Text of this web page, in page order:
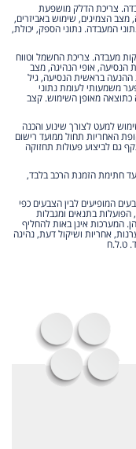
צריכת הדלק מושפעת
מצב הצמיגים, שימוש באביזרים,
המעבדה. נתוני הספק, יכולת,
מעבדה. צריכת החשמל וטווח
הנסיעה, אופי הנהיגה, מצב
ההנעה בראשית הנסיעה, גיל
משמעותי לעומת נתוני
כתוצאה מאופן השימוש. קצב
לא בוצע בו שימוש למעט לצורך שינוע והכנה
האחריות תחול ממועד רישום
גם לביצוע פעולות תחזוקה
חתימת הזמנת הרכב בלבד,
המופיעים לבין הצבעים כפי
בתנאים ומגבלות
המערכות אינן באות להחליף
אחריות ושיקול דעת, נהיגה
ט.ל.ח